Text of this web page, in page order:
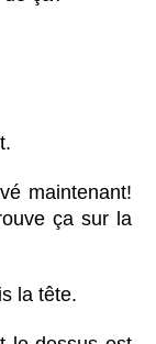
maintenant!
ça sur la
la tête.